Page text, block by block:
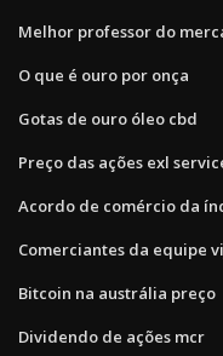
Melhor professor do
O que é ouro por onça
Gotas de ouro óleo cbd
Preço das ações exl
Acordo de comércio da
Comerciantes da equipe
Bitcoin na austrália preço
Dividendo de ações mcr